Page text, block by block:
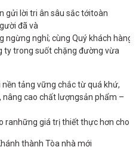
gửi lời tri ân sâu sắc tớitoàn
đã và
ngừng nghỉ; cùng Quý khách hàng
ty trong suốt chặng đường vừa
tảng vững chắc từ quá khứ,
nâng cao chất lượngsản phẩm –
ranhững giá trị thiết thực hơn cho
thành Tòa nhà mới